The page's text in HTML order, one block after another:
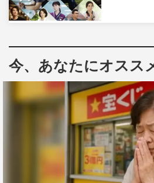
そんな照朝とは対照的に冷静沈着
追い込まれてしまう。さらに、ゲ
鍵」を1本残らず破壊するつもり
が衝撃の事実を突き付ける。
一方その頃、島からの脱出方法を
ちは、海の向こうからやって来る
なお、この最終回のエンディング
発表される。
今、あなたにオスス